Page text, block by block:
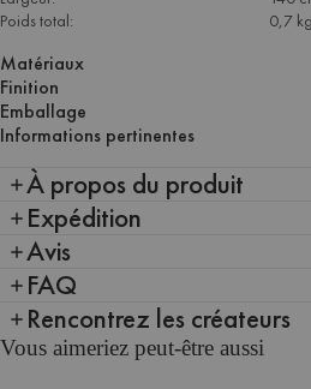
Poids total:
0,7 kg
Matériaux
Finition
Emballage
Informations pertinentes
À propos du produit
Expédition
Avis
FAQ
Rencontrez les créateurs
Vous aimeriez peut-être aussi